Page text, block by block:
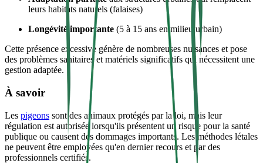
leurs habitats naturels (falaises)
Longévité importante (5 à 15 ans en milieu urbain)
Cette présence excessive génère de nombreuses nuisances et pose
des problèmes sanitaires et matériels significatifs qui nécessitent une
gestion adaptée.
À savoir
Les pigeons sont des animaux protégés par la loi, mais leur
régulation est autorisée lorsqu'ils présentent un risque pour la santé
publique ou causent des dommages importants. Les méthodes létales
ne peuvent être employées qu'en dernier recours et par des
professionnels certifiés.